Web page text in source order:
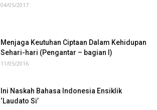
04/05/2017
Menjaga Keutuhan Ciptaan Dalam Kehidupan
Sehari-hari (Pengantar – bagian I)
11/05/2016
Ini Naskah Bahasa Indonesia Ensiklik
‘Laudato Si’